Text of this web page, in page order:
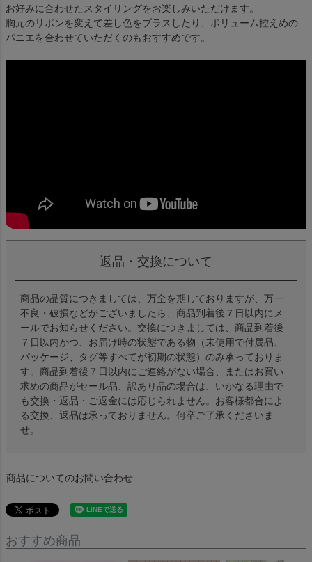
お好みに合わせたスタイリングをお楽しみいただけます。
胸元のリボンを変えて差し色をプラスしたり、ボリューム控えめの
パニエを合わせていただくのもおすすめです。
返品・交換について
商品の品質につきましては、万全を期しておりますが、万一
不良・破損などがございましたら、商品到着後７日以内にメ
ールでお知らせください。交換につきましては、商品到着後
７日以内かつ、お届け時の状態である物（未使用で付属品、
パッケージ、タグ等すべてが初期の状態）のみ承っておりま
す。商品到着後７日以内にご連絡がない場合、またはお買い
求めの商品がセール品、訳あり品の場合は、いかなる理由で
も交換・返品・ご返金には応じられません。お客様都合によ
る交換、返品は承っておりません。何卒ご了承くださいま
せ。
商品についてのお問い合わせ
おすすめ商品